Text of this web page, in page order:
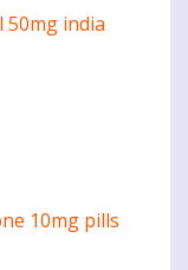
50mg india
10mg pills